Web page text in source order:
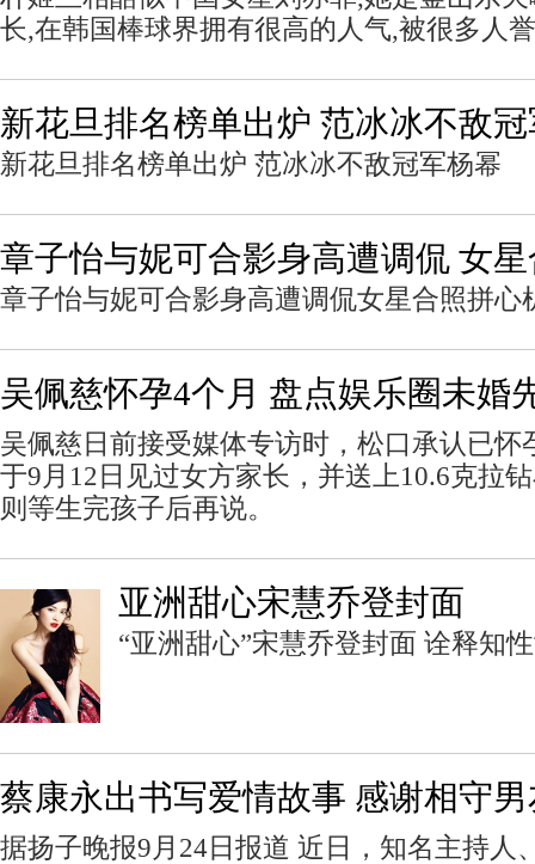
长,在韩国棒球界拥有很高的人气,被很多人
新花旦排名榜单出炉 范冰冰不敌
新花旦排名榜单出炉 范冰冰不敌冠军杨幂
章子怡与妮可合影身高遭调侃 女
章子怡与妮可合影身高遭调侃女星合照拼心
吴佩慈怀孕4个月 盘点娱乐圈未婚
吴佩慈日前接受媒体专访时，松口承认已怀
于9月12日见过女方家长，并送上10.6克拉
则等生完孩子后再说。
亚洲甜心宋慧乔登封面
“亚洲甜心”宋慧乔登封面 诠释知
蔡康永出书写爱情故事 感谢相守
据扬子晚报9月24日报道 近日，知名主持人